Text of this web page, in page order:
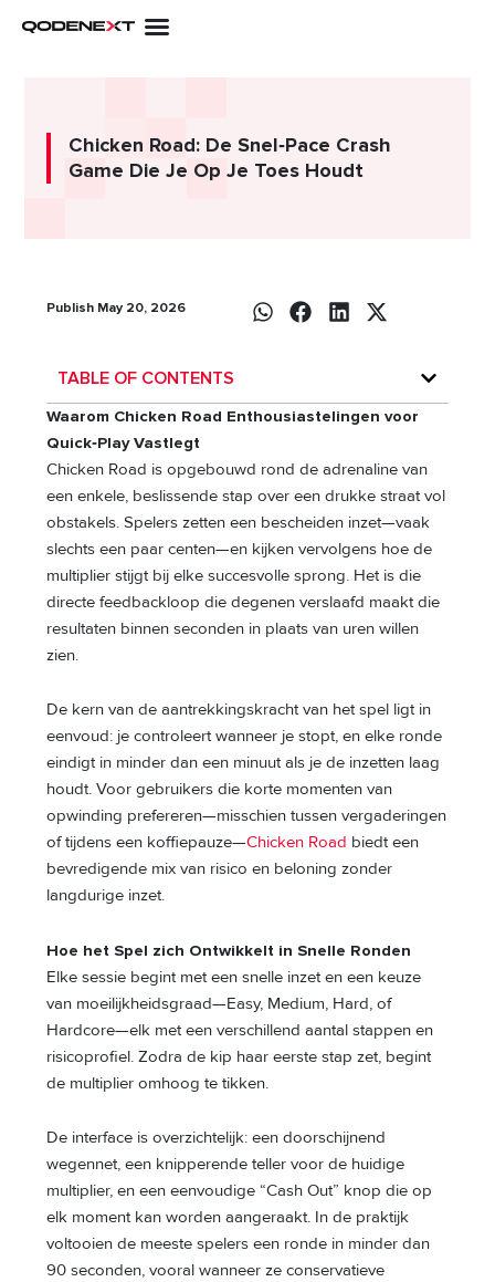
Chicken Road: De Snel‑Pace Crash
Game Die Je Op Je Toes Houdt
Publish May 20, 2026
TABLE OF CONTENTS
Waarom Chicken Road Enthousiastelingen voor
Quick‑Play Vastlegt
Chicken Road is opgebouwd rond de adrenaline van
een enkele, beslissende stap over een drukke straat vol
obstakels. Spelers zetten een bescheiden inzet—vaak
slechts een paar centen—en kijken vervolgens hoe de
multiplier stijgt bij elke succesvolle sprong. Het is die
directe feedbackloop die degenen verslaafd maakt die
resultaten binnen seconden in plaats van uren willen
zien.
De kern van de aantrekkingskracht van het spel ligt in
eenvoud: je controleert wanneer je stopt, en elke ronde
eindigt in minder dan een minuut als je de inzetten laag
houdt. Voor gebruikers die korte momenten van
opwinding prefereren—misschien tussen vergaderingen
of tijdens een koffiepauze—Chicken Road biedt een
bevredigende mix van risico en beloning zonder
langdurige inzet.
Hoe het Spel zich Ontwikkelt in Snelle Ronden
Elke sessie begint met een snelle inzet en een keuze
van moeilijkheidsgraad—Easy, Medium, Hard, of
Hardcore—elk met een verschillend aantal stappen en
risicoprofiel. Zodra de kip haar eerste stap zet, begint
de multiplier omhoog te tikken.
De interface is overzichtelijk: een doorschijnend
wegennet, een knipperende teller voor de huidige
multiplier, en een eenvoudige “Cash Out” knop die op
elk moment kan worden aangeraakt. In de praktijk
voltooien de meeste spelers een ronde in minder dan
90 seconden, vooral wanneer ze conservatieve